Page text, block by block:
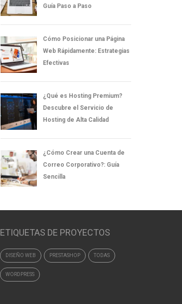
Guía Paso a Paso
Cómo Posicionar una Página
Web Rápidamente: Estrategias
Efectivas
¿Qué es Hosting Premium?
Descubre el Servicio de
Hosting de Alta Calidad
¿Cómo Crear una Cuenta de
Correo Corporativo?: Guía
Sencilla
ETIQUETAS DE PROYECTOS
DISEÑO WEB PRESTASHOP TODAS
WORDPRESS